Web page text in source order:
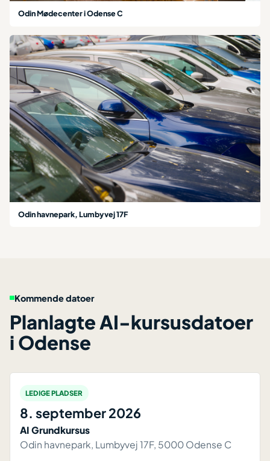
Odin Mødecenter i Odense C
Odin havnepark, Lumbyvej 17F
Kommende datoer
Planlagte AI-kursusdatoer
i Odense
LEDIGE PLADSER
8. september 2026
AI Grundkursus
Odin havnepark, Lumbyvej 17F, 5000 Odense C